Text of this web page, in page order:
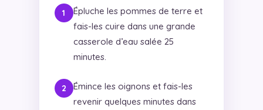
Épluche les pommes de terre et
fais-les cuire dans une grande
casserole d’eau salée 25
minutes.
Émince les oignons et fais-les
revenir quelques minutes dans